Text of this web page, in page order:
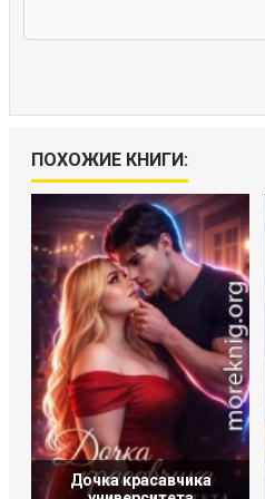
ПОХОЖИЕ КНИГИ:
Дочка красавчика